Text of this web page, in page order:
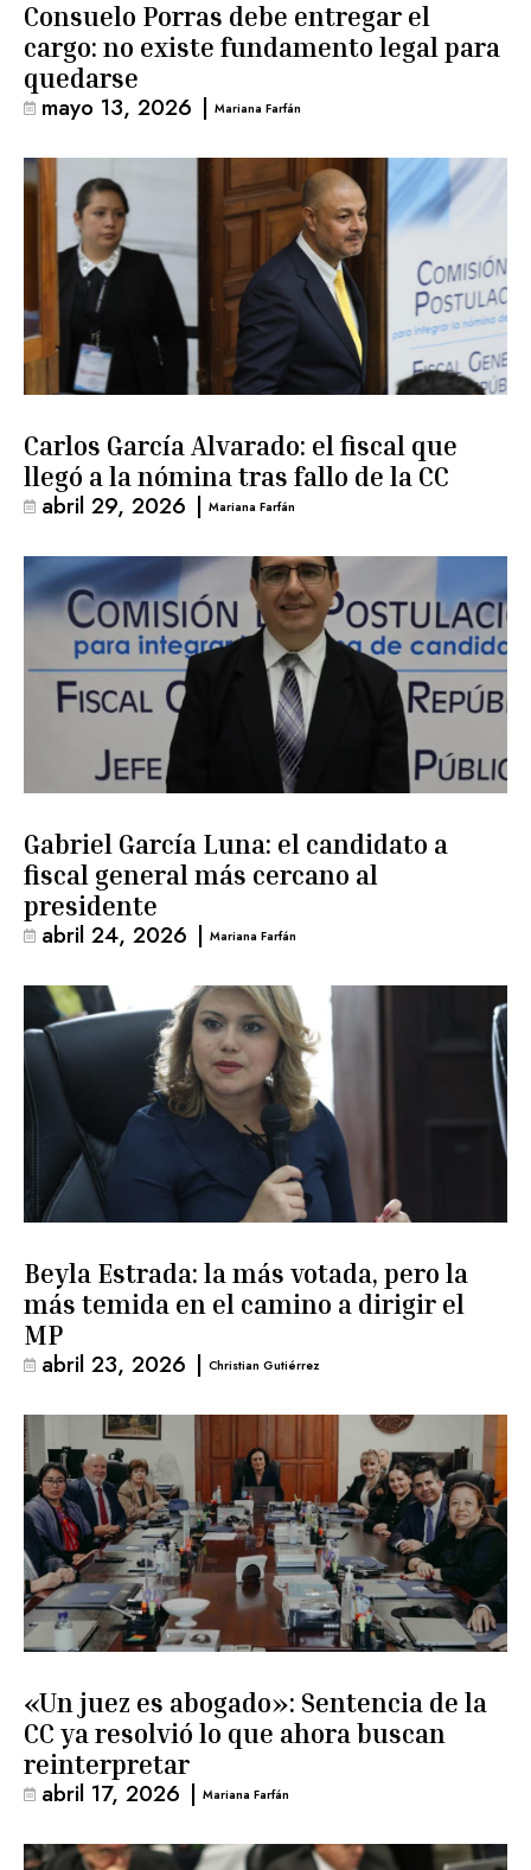
Consuelo Porras debe entregar el
cargo: no existe fundamento legal para
quedarse
mayo 13, 2026 | Mariana Farfán
Carlos García Alvarado: el fiscal que
llegó a la nómina tras fallo de la CC
abril 29, 2026 | Mariana Farfán
Gabriel García Luna: el candidato a
fiscal general más cercano al
presidente
abril 24, 2026 | Mariana Farfán
Beyla Estrada: la más votada, pero la
más temida en el camino a dirigir el
MP
abril 23, 2026 | Christian Gutiérrez
«Un juez es abogado»: Sentencia de la
CC ya resolvió lo que ahora buscan
reinterpretar
abril 17, 2026 | Mariana Farfán